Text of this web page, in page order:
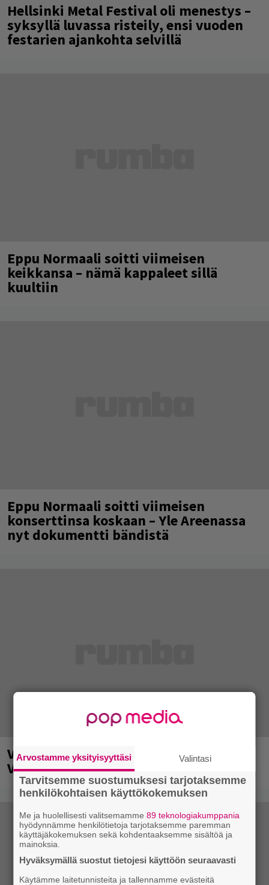
Hellsinki Metal Festival oli menestys –
syksyllä luvassa risteily, ensi vuoden
festarien ajankohta selvillä
Eppu Normaali soitti viimeisen
keikkansa – nämä kappaleet sillä
kuultiin
Eppu Normaali soitti viimeisen
konserttinsa koskaan – Yle Areenassa
nyt dokumentti bändistä
Vauhti kiihtyy myös ensi vuonna
Vantaalla
Arvostamme yksityisyyttäsi Valintasi
Tarvitsemme suostumuksesi tarjotaksemme
henkilökohtaisen käyttökokemuksen
Me ja huolellisesti valitsemamme89 teknologiakumppania
hyödynnämme henkilötietoja tarjotaksemme paremman
käyttäjäkokemuksen sekä kohdentaaksemme sisältöä ja
mainoksia.
Hyväksymällä suostut tietojesi käyttöön seuraavasti
Käytämme laitetunnisteita ja tallennamme evästeitä